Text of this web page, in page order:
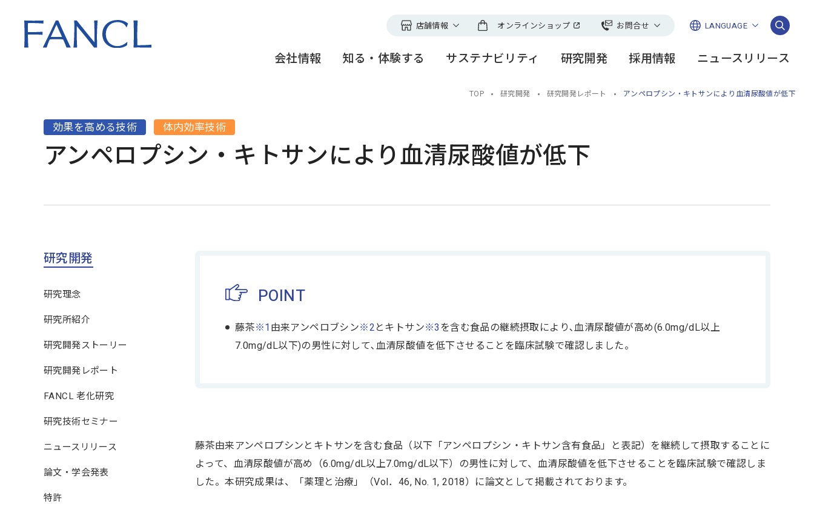
会社情報
役員一覧
沿革 電子公告・決算公告 IR情報
知る・体験する
＜アピアランスケア＞
チャンネル
製造のこだわり
サステナビリティ
コンプライアンスとリスク
マネジメント
供給
つくる
トピックス
研究開発
FANCL 老化研究
特許 沿革
採用情報 ニュースリリース
店舗情報
ファンケルの店舗
ファンケル銀座スクエア
オンラインショップ お問合せ
一般のお客様
LANGUAGE
English
簡体
TOP 研究開発 研究開発レポート アンペロプシン・キトサンにより血清尿酸値が低下
効果を高める技術 体内効率技術
アンペロプシン・キトサンにより血清尿酸値が低下
POINT
藤茶※1由来アンペロブシン※2とキトサン※3を含む食品の継続摂取により､血清尿酸値が高め(6.0mg/dL以上
7.0mg/dL以下)の男性に対して､血清尿酸値を低下させることを臨床試験で確認しました。
藤茶由来アンペロプシンとキトサンを含む食品（以下「アンペロプシン・キトサン含有食品」と表記）を継続して摂取することに
よって、血清尿酸値が高め（6.0mg/dL以上7.0mg/dL以下）の男性に対して、血清尿酸値を低下させることを臨床試験で確認しま
した。本研究成果は、「薬理と治療」（Vol．46, No. 1, 2018）に論文として掲載されております。
研究開発
研究理念
研究所紹介
研究開発ストーリー
研究開発レポート
FANCL 老化研究
研究技術セミナー
ニュースリリース
論文・学会発表
特許